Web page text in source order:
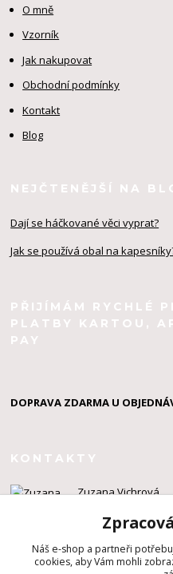
O mně
Vzorník
Jak nakupovat
Obchodní podmínky
Kontakt
Blog
NEJČTENĚJŠÍ NA
Dají se háčkované věci vyprat?
Jak se používá obal na
PŘIJÍMÁM RYCHLÉ
PLATBY KARTOU,
PAY
DOPRAVA ZDARMA U
KONTAKTY
Zuzana Vichrová
info@zuzahackuje.cz
Náš e-shop a partneři
cookies, aby Vám mohli